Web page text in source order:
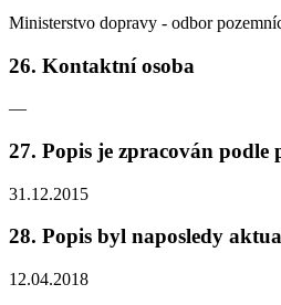
Ministerstvo dopravy - odbor
26. Kontaktní osoba
—
27. Popis je zpracován
31.12.2015
28. Popis byl naposledy
12.04.2018